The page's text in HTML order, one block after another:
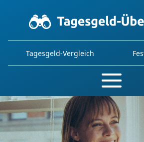
Tagesgeld-Vergleich